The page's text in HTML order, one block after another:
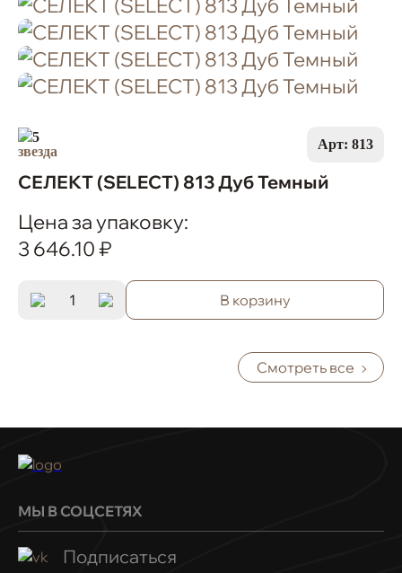
5 Арт: 813
СЕЛЕКТ (SELECT) 813 Дуб Темный
Цена за упаковку:
3 646.10 ₽
В корзину
Смотреть все
МЫ В СОЦСЕТЯХ
Подписаться